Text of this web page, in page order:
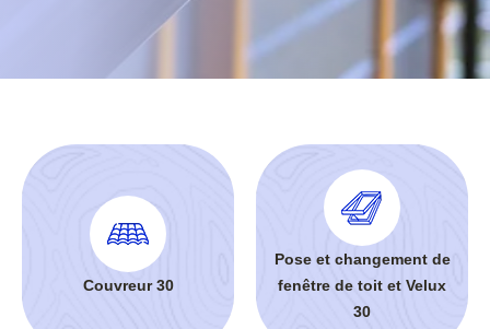
Couvreur 30
Pose et changement de
fenêtre de toit et Velux
30